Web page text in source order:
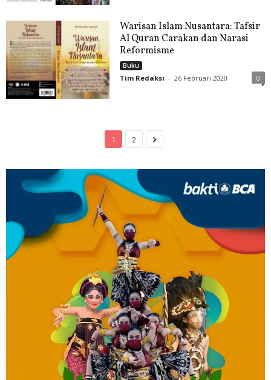
Warisan Islam Nusantara: Tafsir
Al Quran Carakan dan Narasi
Reformisme
Buku
Tim Redaksi - 26 Februari 2020 0
1 2